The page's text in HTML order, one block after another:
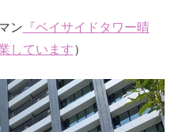
ン 『ベイサイドタワー晴
しています）